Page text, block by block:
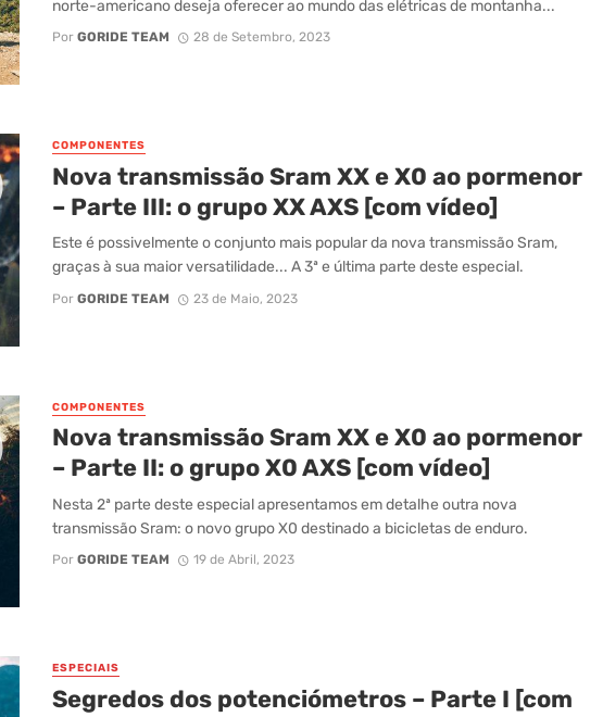
norte-americano deseja oferecer ao mundo das elétricas de montanha...
Por GORIDE TEAM 28 de Setembro, 2023
COMPONENTES
Nova transmissão Sram XX e X0 ao pormenor
– Parte III: o grupo XX AXS [com vídeo]
Este é possivelmente o conjunto mais popular da nova transmissão Sram,
graças à sua maior versatilidade... A 3ª e última parte deste especial.
Por GORIDE TEAM 23 de Maio, 2023
COMPONENTES
Nova transmissão Sram XX e X0 ao pormenor
– Parte II: o grupo X0 AXS [com vídeo]
Nesta 2ª parte deste especial apresentamos em detalhe outra nova
transmissão Sram: o novo grupo X0 destinado a bicicletas de enduro.
Por GORIDE TEAM 19 de Abril, 2023
ESPECIAIS
Segredos dos potenciómetros – Parte I [com